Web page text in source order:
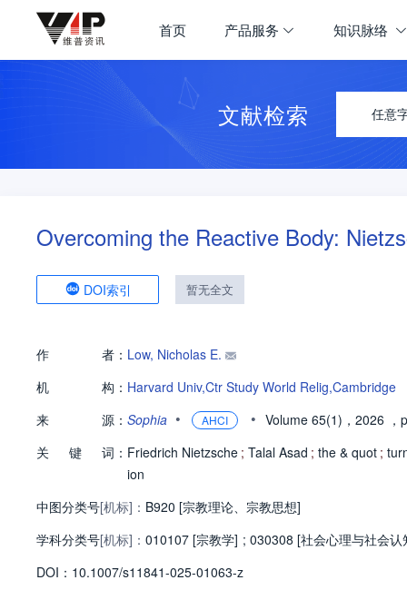
首页 产品服务 知识脉络
文献检索 任意
Overcoming the Reactive Body:
DOI索引 暂无全文
作 者： Low, Nicholas E.
机
构： Harvard Univ,Ctr Study World Relig,Cambridge
来
源： Sophia • AHCI • Volume 65(1)，2026
关
键 词： Friedrich Nietzsche ; Talal Asad ; the & quot ;
ion
中图分类号[机标]： B920 [宗教理论、宗教思想]
学科分类号[机标]： 010107 [宗教学] ; 030308 [社会心理与社会认
DOI： 10.1007/s11841-025-01063-z